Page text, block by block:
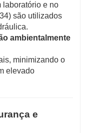
laboratório e no
são utilizados
ambientalmente
minimizando o
elevado
e